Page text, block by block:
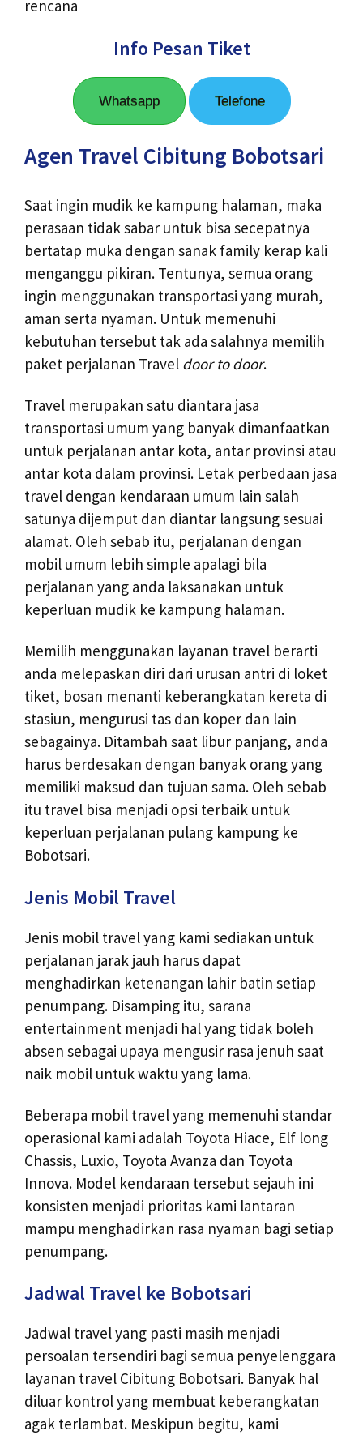
rencana
Info Pesan Tiket
Whatsapp Telefone
Agen Travel Cibitung Bobotsari
Saat ingin mudik ke kampung halaman, maka
perasaan tidak sabar untuk bisa secepatnya
bertatap muka dengan sanak family kerap kali
menganggu pikiran. Tentunya, semua orang
ingin menggunakan transportasi yang murah,
aman serta nyaman. Untuk memenuhi
kebutuhan tersebut tak ada salahnya memilih
paket perjalanan Travel door to door.
Travel merupakan satu diantara jasa
transportasi umum yang banyak dimanfaatkan
untuk perjalanan antar kota, antar provinsi atau
antar kota dalam provinsi. Letak perbedaan jasa
travel dengan kendaraan umum lain salah
satunya dijemput dan diantar langsung sesuai
alamat. Oleh sebab itu, perjalanan dengan
mobil umum lebih simple apalagi bila
perjalanan yang anda laksanakan untuk
keperluan mudik ke kampung halaman.
Memilih menggunakan layanan travel berarti
anda melepaskan diri dari urusan antri di loket
tiket, bosan menanti keberangkatan kereta di
stasiun, mengurusi tas dan koper dan lain
sebagainya. Ditambah saat libur panjang, anda
harus berdesakan dengan banyak orang yang
memiliki maksud dan tujuan sama. Oleh sebab
itu travel bisa menjadi opsi terbaik untuk
keperluan perjalanan pulang kampung ke
Bobotsari.
Jenis Mobil Travel
Jenis mobil travel yang kami sediakan untuk
perjalanan jarak jauh harus dapat
menghadirkan ketenangan lahir batin setiap
penumpang. Disamping itu, sarana
entertainment menjadi hal yang tidak boleh
absen sebagai upaya mengusir rasa jenuh saat
naik mobil untuk waktu yang lama.
Beberapa mobil travel yang memenuhi standar
operasional kami adalah Toyota Hiace, Elf long
Chassis, Luxio, Toyota Avanza dan Toyota
Innova. Model kendaraan tersebut sejauh ini
konsisten menjadi prioritas kami lantaran
mampu menghadirkan rasa nyaman bagi setiap
penumpang.
Jadwal Travel ke Bobotsari
Jadwal travel yang pasti masih menjadi
persoalan tersendiri bagi semua penyelenggara
layanan travel Cibitung Bobotsari. Banyak hal
diluar kontrol yang membuat keberangkatan
agak terlambat. Meskipun begitu, kami